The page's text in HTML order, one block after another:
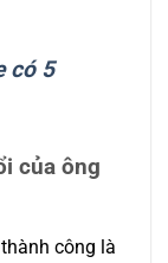
có 5
của ông
công là